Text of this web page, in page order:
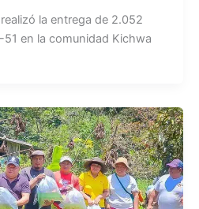
la entrega de 2.052
en la comunidad Kichwa